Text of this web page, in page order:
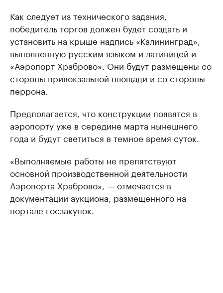
Как следует из технического задания,
победитель торгов должен будет создать и
установить на крыше надпись «Калининград»,
выполненную русским языком и латиницей и
«Аэропорт Храброво». Они будут размещены со
стороны привокзальной площади и со стороны
перрона.
Предполагается, что конструкции появятся в
аэропорту уже в середине марта нынешнего
года и будут светиться в темное время суток.
«Выполняемые работы не препятствуют
основной производственной деятельности
Аэропорта Храброво», — отмечается в
документации аукциона, размещенного на
портале госзакупок.